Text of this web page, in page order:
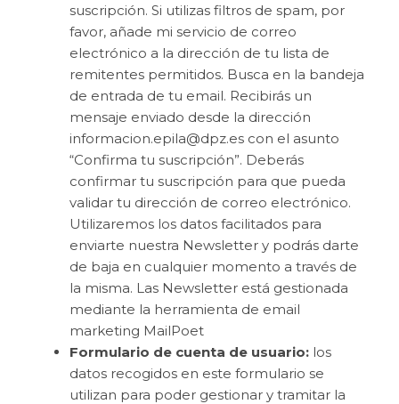
suscripción. Si utilizas filtros de spam, por
favor, añade mi servicio de correo
electrónico a la dirección de tu lista de
remitentes permitidos. Busca en la bandeja
de entrada de tu email. Recibirás un
mensaje enviado desde la dirección
informacion.epila@dpz.es con el asunto
“Confirma tu suscripción”. Deberás
confirmar tu suscripción para que pueda
validar tu dirección de correo electrónico.
Utilizaremos los datos facilitados para
enviarte nuestra Newsletter y podrás darte
de baja en cualquier momento a través de
la misma. Las Newsletter está gestionada
mediante la herramienta de email
marketing MailPoet
Formulario de cuenta de usuario: los
datos recogidos en este formulario se
utilizan para poder gestionar y tramitar la